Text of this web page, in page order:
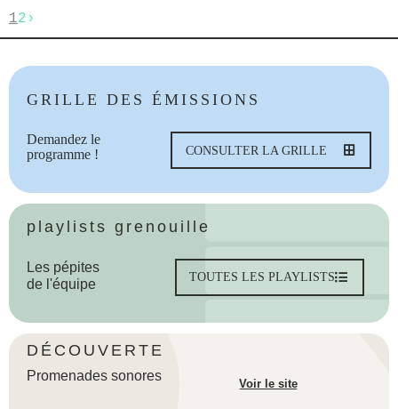
12 ›
GRILLE DES ÉMISSIONS
Demandez le
programme !
CONSULTER LA GRILLE
playlists grenouille
Les pépites
de l'équipe
TOUTES LES PLAYLISTS
DÉCOUVERTE
Promenades sonores
Voir le site